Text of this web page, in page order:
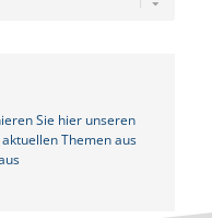
Sie hier unseren
Themen aus